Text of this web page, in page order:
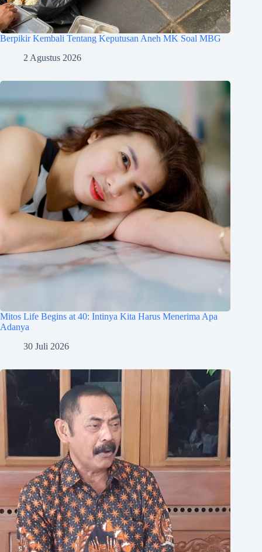
Berpikir Kembali Tentang Keputusan Aneh MK Soal MBG
2 Agustus 2026
Mitos Life Begins at 40: Intinya Kita Harus Menerima Apa
Adanya
30 Juli 2026